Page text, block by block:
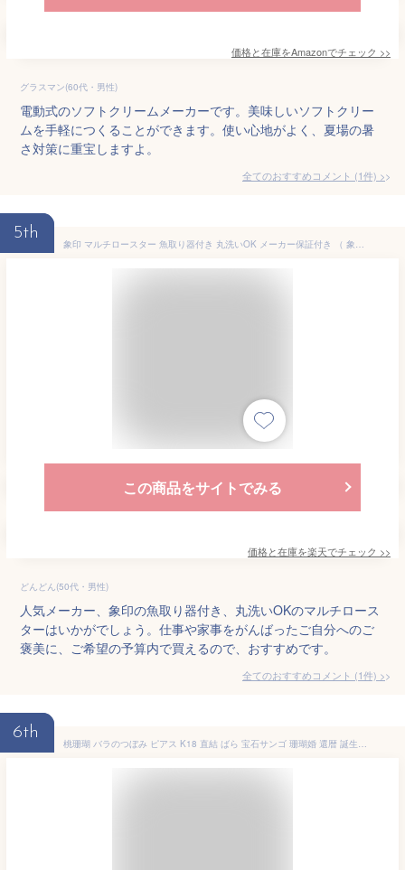
価格と在庫をAmazonでチェック >>
グラスマン(60代・男性)
電動式のソフトクリームメーカーです。美味しいソフトクリー
ムを手軽につくることができます。使い心地がよく、夏場の暑
さ対策に重宝しますよ。
全てのおすすめコメント (1件) >
5th
象印 マルチロースター 魚取り器付き 丸洗いOK メーカー保証付き （ 象印マホービン ZOJIRUSHI グリル 卓上 両面焼き 魚焼きグリル 魚焼き器 肉 焼き鳥 グリル調理 ワイド 網付き 上下ヒーター 魚取器付き キッチン家電 調理家電 ）【3980円以上送料無料】
この商品をサイトでみる
価格と在庫を楽天でチェック >>
どんどん(50代・男性)
人気メーカー、象印の魚取り器付き、丸洗いOKのマルチロース
ターはいかがでしょう。仕事や家事をがんばったご自分へのご
褒美に、ご希望の予算内で買えるので、おすすめです。
全てのおすすめコメント (1件) >
6th
桃珊瑚 バラのつぼみ ピアス K18 直結 ばら 宝石サンゴ 珊瑚婚 還暦 誕生日 御祝 厄除 御守 3月の誕生石 ギフト プレゼント 結婚35周年 珊瑚職人